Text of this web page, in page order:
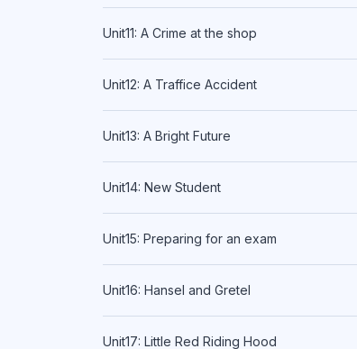
Unit11: A Crime at the shop
Unit12: A Traffice Accident
Unit13: A Bright Future
Unit14: New Student
Unit15: Preparing for an exam
Unit16: Hansel and Gretel
Unit17: Little Red Riding Hood